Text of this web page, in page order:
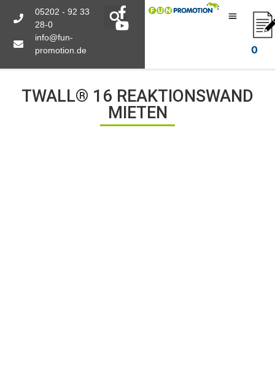
05202 - 92 33
28-0
info@fun-
promotion.de
0
TWALL® 16 REAKTIONSWAND
MIETEN